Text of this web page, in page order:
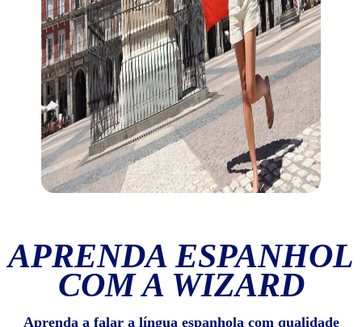
APRENDA ESPANHOL
COM A WIZARD
Aprenda a falar a língua espanhola com qualidade